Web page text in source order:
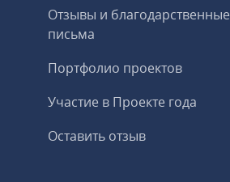
Отзывы и благодарственные
письма
Портфолио проектов
Участие в Проекте года
Оставить отзыв